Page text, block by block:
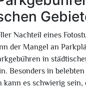
Nachteil eines
der Mangel an
in
Besonders in belebten
kann es schwierig sein,